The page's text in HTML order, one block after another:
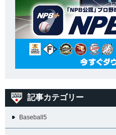
記事カテゴリー
Baseball5